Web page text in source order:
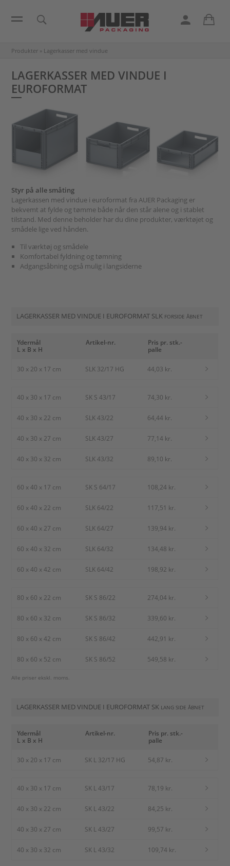
Produkter » Lagerkasser med vindue
LAGERKASSER MED VINDUE I
EUROFORMAT
Styr på alle småting
Lagerkassen med vindue i euroformat fra AUER Packaging er
bekvemt at fylde og tømme både når den står alene og i stablet
tilstand. Med denne beholder har du dine produkter, værktøjet og
smådele lige ved hånden.
Til værktøj og smådele
Komfortabel fyldning og tømning
Adgangsåbning også mulig i langsiderne
LAGERKASSER MED VINDUE I EUROFORMAT SLK FORSIDE ÅBNET
Ydermål
L x B x H
Artikel-nr.
Pris pr. stk.-
palle
30 x 20 x 17 cm SLK 32/17 HG 44,03 kr.
40 x 30 x 17 cm SK S 43/17 74,30 kr.
40 x 30 x 22 cm SLK 43/22 64,44 kr.
40 x 30 x 27 cm SLK 43/27 77,14 kr.
40 x 30 x 32 cm SLK 43/32 89,10 kr.
60 x 40 x 17 cm SK S 64/17 108,24 kr.
60 x 40 x 22 cm SLK 64/22 117,51 kr.
60 x 40 x 27 cm SLK 64/27 139,94 kr.
60 x 40 x 32 cm SLK 64/32 134,48 kr.
60 x 40 x 42 cm SLK 64/42 198,92 kr.
80 x 60 x 22 cm SK S 86/22 274,04 kr.
80 x 60 x 32 cm SK S 86/32 339,60 kr.
80 x 60 x 42 cm SK S 86/42 442,91 kr.
80 x 60 x 52 cm SK S 86/52 549,58 kr.
Alle priser ekskl. moms.
LAGERKASSER MED VINDUE I EUROFORMAT SK LANG SIDE ÅBNET
Ydermål
L x B x H
Artikel-nr.
Pris pr. stk.-
palle
30 x 20 x 17 cm SK L 32/17 HG 54,87 kr.
40 x 30 x 17 cm SK L 43/17 78,19 kr.
40 x 30 x 22 cm SK L 43/22 84,25 kr.
40 x 30 x 27 cm SK L 43/27 99,57 kr.
40 x 30 x 32 cm SK L 43/32 109,74 kr.